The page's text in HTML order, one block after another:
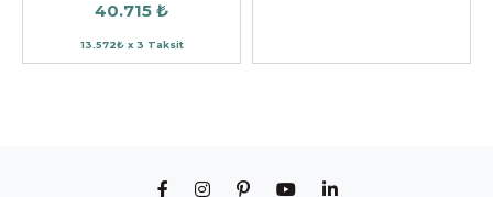
40.715 ₺
13.572₺ x 3 Taksit